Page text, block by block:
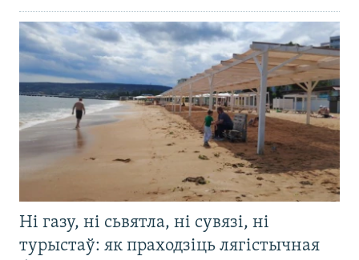
Ні газу, ні сьвятла, ні сувязі, ні
турыстаў: як праходзіць лягістычная